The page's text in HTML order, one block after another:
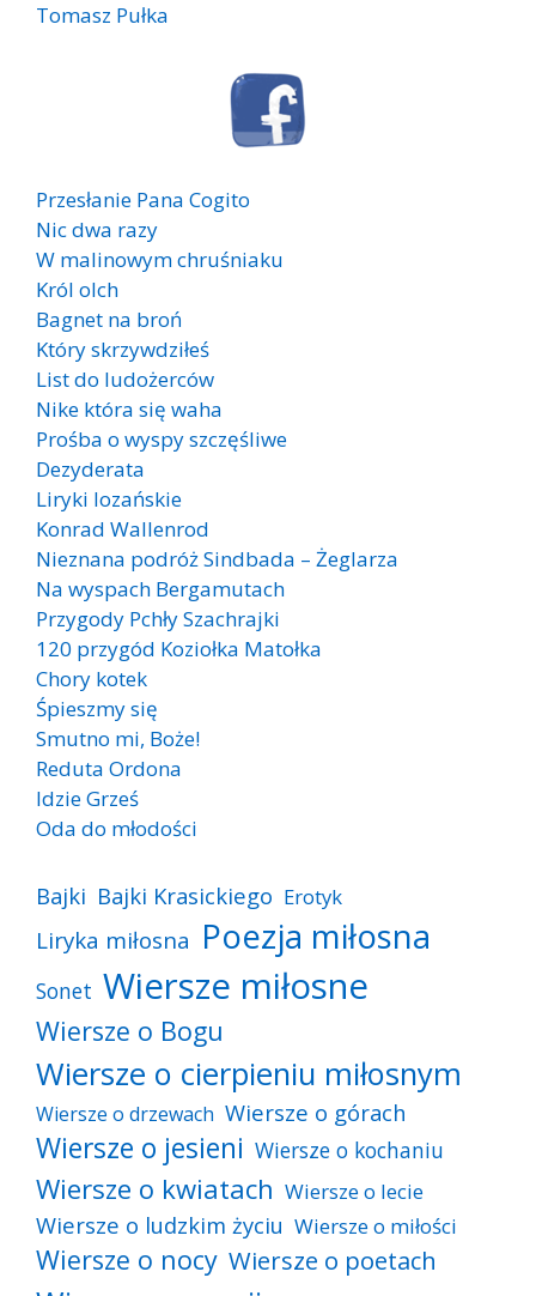
Tomasz Pułka
Przesłanie Pana Cogito
Nic dwa razy
W malinowym chruśniaku
Król olch
Bagnet na broń
Który skrzywdziłeś
List do ludożerców
Nike która się waha
Prośba o wyspy szczęśliwe
Dezyderata
Liryki lozańskie
Konrad Wallenrod
Nieznana podróż Sindbada – Żeglarza
Na wyspach Bergamutach
Przygody Pchły Szachrajki
120 przygód Koziołka Matołka
Chory kotek
Śpieszmy się
Smutno mi, Boże!
Reduta Ordona
Idzie Grześ
Oda do młodości
Bajki Bajki Krasickiego Erotyk
Liryka miłosna Poezja miłosna
Sonet Wiersze miłosne
Wiersze o Bogu
Wiersze o cierpieniu miłosnym
Wiersze o drzewach Wiersze o górach
Wiersze o jesieni Wiersze o kochaniu
Wiersze o kwiatach Wiersze o lecie
Wiersze o ludzkim życiu Wiersze o miłości
Wiersze o nocy Wiersze o poetach